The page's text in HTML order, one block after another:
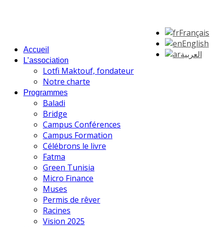
Français
English
العربية
Accueil
L’association
Lotfi Maktouf, fondateur
Notre charte
Programmes
Baladi
Bridge
Campus Conférences
Campus Formation
Célébrons le livre
Fatma
Green Tunisia
Micro Finance
Muses
Permis de rêver
Racines
Vision 2025